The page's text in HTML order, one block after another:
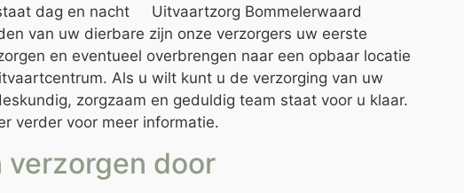
dag en nacht
van uw dierbare zijn onze verzorgers uw eerste
en eventueel overbrengen naar een opbaar locatie
Als u wilt kunt u de verzorging van uw
zorgzaam en geduldig team staat voor u klaar.
verder voor meer informatie.
verzorgen door